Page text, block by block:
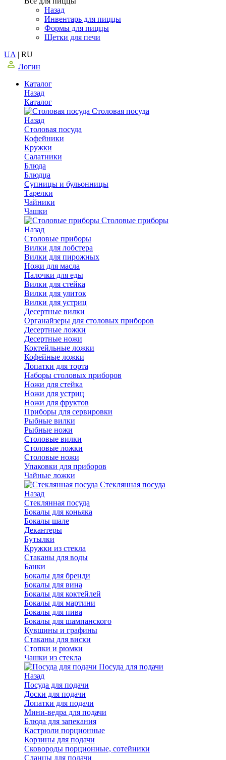
Назад
Инвентарь для пиццы
Формы для пиццы
Щетки для печи
UA | RU
Логин
Каталог
Назад
Каталог
Столовая посуда
Назад
Столовая посуда
Кофейники
Кружки
Салатники
Блюда
Блюдца
Супницы и бульонницы
Тарелки
Чайники
Чашки
Cтоловые приборы
Назад
Cтоловые приборы
Вилки для лобстера
Вилки для пирожных
Ножи для масла
Палочки для еды
Вилки для стейка
Вилки для улиток
Вилки для устриц
Десертные вилки
Органайзеры для столовых приборов
Десертные ложки
Десертные ножи
Коктейльные ложки
Кофейные ложки
Лопатки для торта
Наборы столовых приборов
Ножи для стейка
Ножи для устриц
Ножи для фруктов
Приборы для сервировки
Рыбные вилки
Рыбные ножи
Столовые вилки
Столовые ложки
Столовые ножи
Упаковки для приборов
Чайные ложки
Стеклянная посуда
Назад
Стеклянная посуда
Бокалы для коньяка
Бокалы шале
Декантеры
Бутылки
Кружки из стекла
Стаканы для воды
Банки
Бокалы для бренди
Бокалы для вина
Бокалы для коктейлей
Бокалы для мартини
Бокалы для пива
Бокалы для шампанского
Кувшины и графины
Стаканы для виски
Стопки и рюмки
Чашки из стекла
Посуда для подачи
Назад
Посуда для подачи
Доски для подачи
Лопатки для подачи
Мини-ведра для подачи
Блюда для запекания
Кастрюли порционные
Корзины для подачи
Сковороды порционные, сотейники
Сланцы для подачи